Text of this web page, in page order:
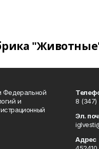
Федеральной
и
8 (347)
Эл.
Адрес